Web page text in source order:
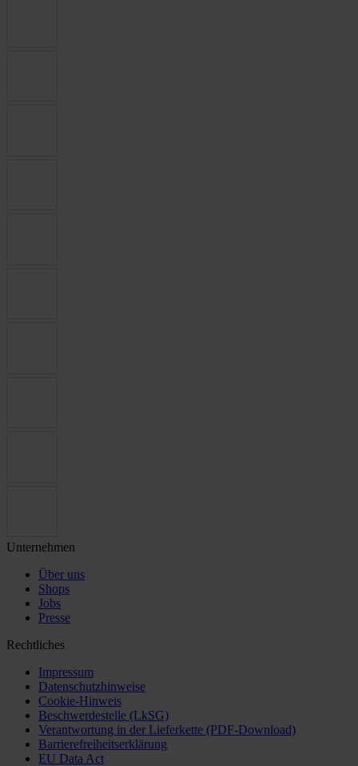
Unternehmen
Über uns
Shops
Jobs
Presse
Rechtliches
Impressum
Datenschutzhinweise
Cookie-Hinweis
Beschwerdestelle (LkSG)
Verantwortung in der Lieferkette (PDF-Download)
Barrierefreiheitserklärung
EU Data Act